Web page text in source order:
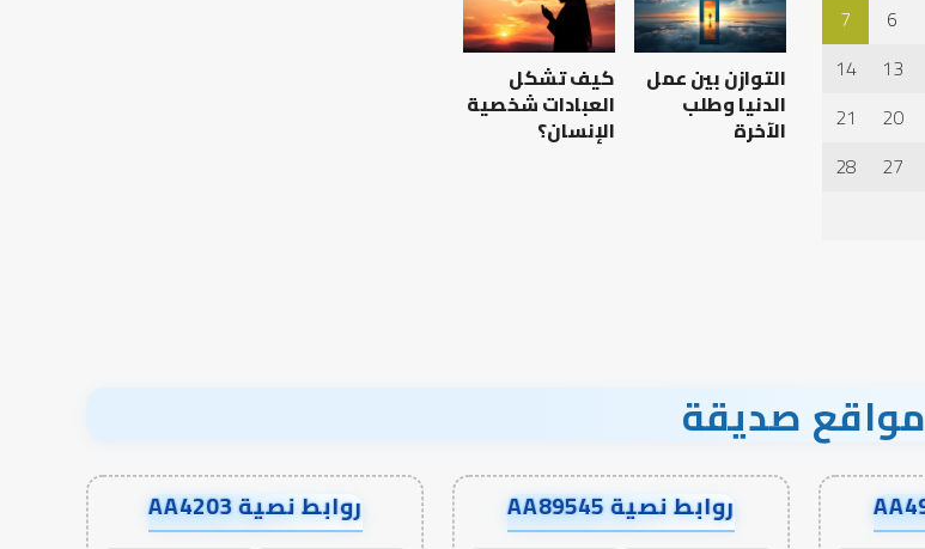
6
7
13
14
20
21
27
28
التوازن بين عمل
الدنيا وطلب
الآخرة
كيف تشكل
العبادات شخصية
الإنسان؟
مواقع صديقة
روابط نصية AA89545 روابط نصية AA4203